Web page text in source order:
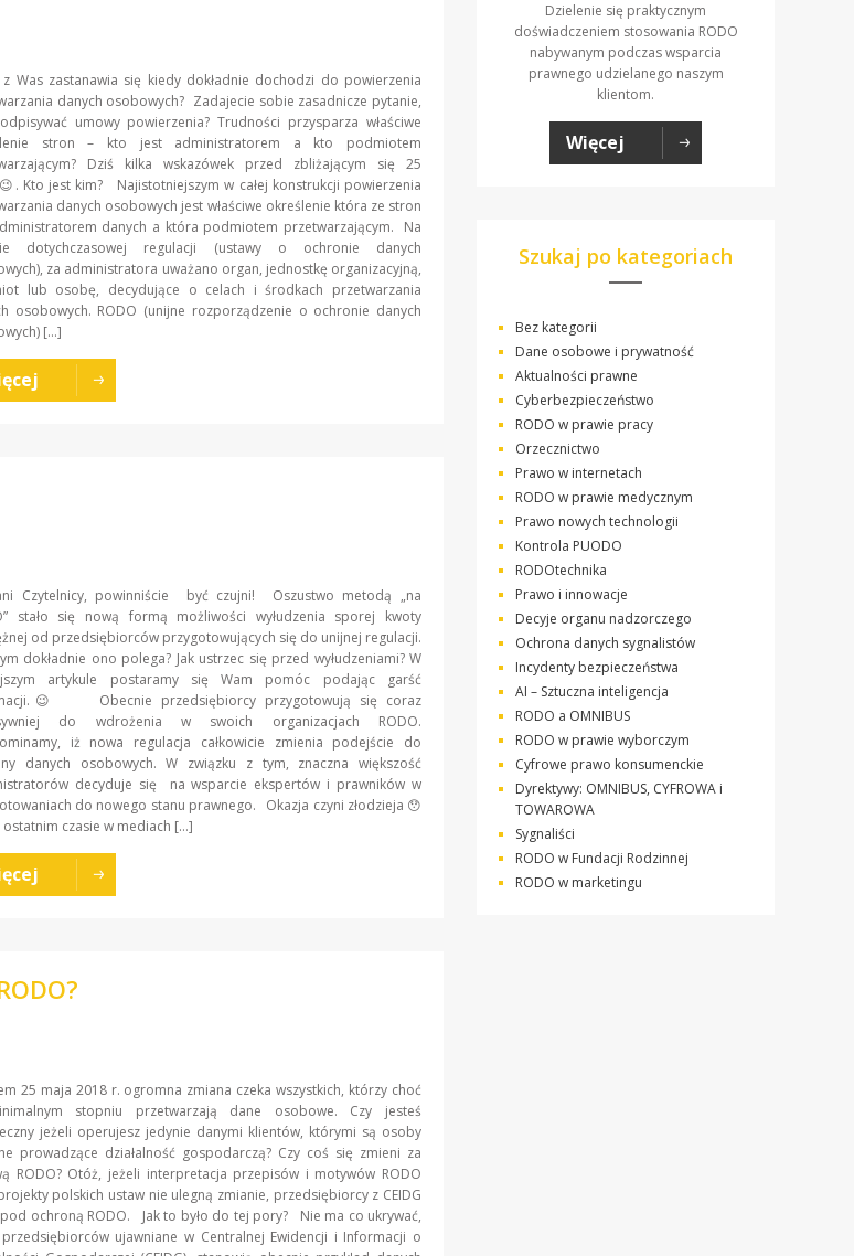
z Was zastanawia się kiedy dokładnie dochodzi do powierzenia
danych osobowych? Zadajecie sobie zasadnicze pytanie,
umowy powierzenia? Trudności przysparza właściwe
stron – kto jest administratorem a kto podmiotem
Dziś kilka wskazówek przed zbliżającym się 25
Kto jest kim? Najistotniejszym w całej konstrukcji powierzenia
danych osobowych jest właściwe określenie która ze stron
danych a która podmiotem przetwarzającym. Na
dotychczasowej regulacji (ustawy o ochronie danych
za administratora uważano organ, jednostkę organizacyjną,
lub osobę, decydujące o celach i środkach przetwarzania
osobowych. RODO (unijne rozporządzenie o ochronie danych
[…]
Czytelnicy, powinniście być czujni! Oszustwo metodą „na
stało się nową formą możliwości wyłudzenia sporej kwoty
od przedsiębiorców przygotowujących się do unijnej regulacji.
dokładnie ono polega? Jak ustrzec się przed wyłudzeniami? W
artykule postaramy się Wam pomóc podając garść
Obecnie przedsiębiorcy przygotowują się coraz
do wdrożenia w swoich organizacjach RODO.
iż nowa regulacja całkowicie zmienia podejście do
danych osobowych. W związku z tym, znaczna większość
decyduje się na wsparcie ekspertów i prawników w
do nowego stanu prawnego. Okazja czyni złodzieja 😯
czasie w mediach […]
25 maja 2018 r. ogromna zmiana czeka wszystkich, którzy choć
stopniu przetwarzają dane osobowe. Czy jesteś
jeżeli operujesz jedynie danymi klientów, którymi są osoby
prowadzące działalność gospodarczą? Czy coś się zmieni za
RODO? Otóż, jeżeli interpretacja przepisów i motywów RODO
polskich ustaw nie ulegną zmianie, przedsiębiorcy z CEIDG
ochroną RODO. Jak to było do tej pory? Nie ma co ukrywać,
ujawniane w Centralnej Ewidencji i Informacji o
Dzielenie się praktycznym
doświadczeniem stosowania RODO
nabywanym podczas wsparcia
prawnego udzielanego naszym
klientom.
Więcej
Szukaj po kategoriach
Bez kategorii
Dane osobowe i prywatność
Aktualności prawne
Cyberbezpieczeństwo
RODO w prawie pracy
Orzecznictwo
Prawo w internetach
RODO w prawie medycznym
Prawo nowych technologii
Kontrola PUODO
RODOtechnika
Prawo i innowacje
Decyje organu nadzorczego
Ochrona danych sygnalistów
Incydenty bezpieczeństwa
AI – Sztuczna inteligencja
RODO a OMNIBUS
RODO w prawie wyborczym
Cyfrowe prawo konsumenckie
Dyrektywy: OMNIBUS, CYFROWA i
TOWAROWA
Sygnaliści
RODO w Fundacji Rodzinnej
RODO w marketingu